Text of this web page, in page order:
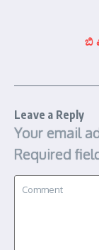
ಬಿ
Leave a Reply
Your email
Required